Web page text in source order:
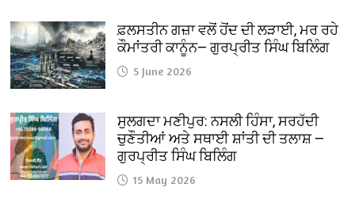
ਫ਼ਲਸਤੀਨ ਗਜ਼ਾ ਵਲੋਂ ਹੋਂਦ ਦੀ ਲੜਾਈ, ਮਰ ਰਹੇ
ਕੌਮਾਂਤਰੀ ਕਾਨੂੰਨ— ਗੁਰਪ੍ਰੀਤ ਸਿੰਘ ਬਿਲਿੰਗ
5 June 2026
ਸੁਲਗਦਾ ਮਣੀਪੁਰ: ਨਸਲੀ ਹਿੰਸਾ, ਸਰਹੱਦੀ
ਚੁਣੌਤੀਆਂ ਅਤੇ ਸਥਾਈ ਸ਼ਾਂਤੀ ਦੀ ਤਲਾਸ਼ —
ਗੁਰਪ੍ਰੀਤ ਸਿੰਘ ਬਿਲਿੰਗ
15 May 2026